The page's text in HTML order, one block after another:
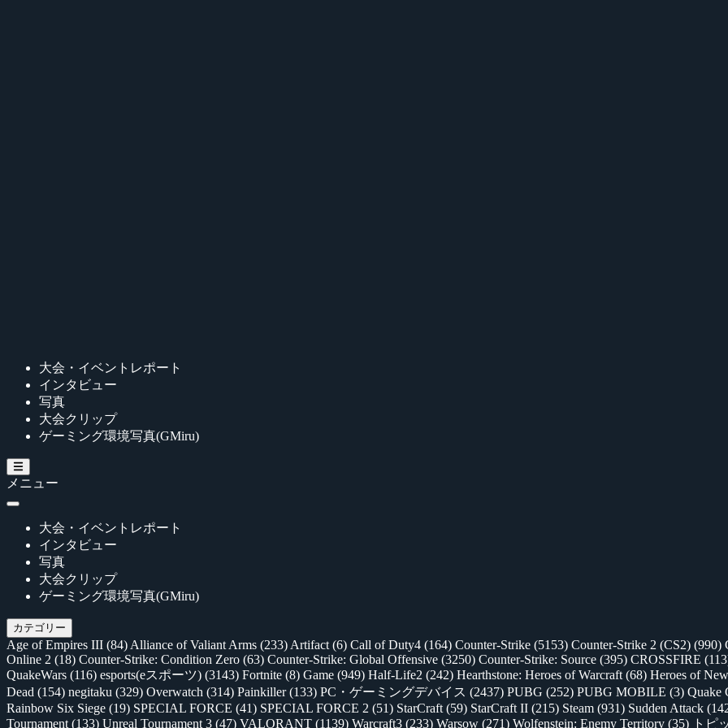
大会・イベントレポート
インタビュー
写真
大会クリップ
ゲーミング環境写真(GMiru)
メニュー
大会・イベントレポート
インタビュー
写真
大会クリップ
ゲーミング環境写真(GMiru)
カテゴリー
Age of Empires III (84) Alliance of Valiant Arms (233) Artifact (6) Call of Duty4 (164) Counter-Strike (5153) Counter-Strike 2 (CS2) (990)
Online 2 (18) Counter-Strike: Condition Zero (63) Counter-Strike: Global Offensive (3250) Counter-Strike: Source (395) CROSSFIRE
QuakeWars (116) esports(eスポーツ) (3143) Fortnite (8) Game (949) Half-Life2 (242) Hearthstone: Heroes of Warcraft (68) Heroes of
Dead (154) negitaku (329) Overwatch (314) Painkiller(133) PC・ゲーミングデバイス (2437) PUBG (252) PUBG MOBILE (3) Quake
Rainbow Six Siege (19) SPECIAL FORCE (41) SPECIAL FORCE 2 (51) StarCraft (59) StarCraft II (215) Steam (931) Sudden Attack
Tournament (133) Unreal Tournament 3 (47) VALORANT (1139) Warcraft3 (233) Warsow (271) Wolfenstein: Enemy Territory (35) トピ